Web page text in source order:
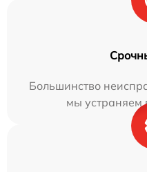
Большинство
мы устраняем